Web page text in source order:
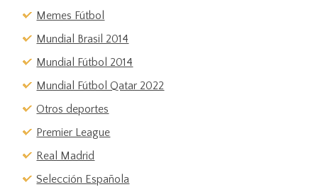
Memes Fútbol
Mundial Brasil 2014
Mundial Fútbol 2014
Mundial Fútbol Qatar 2022
Otros deportes
Premier League
Real Madrid
Selección Española